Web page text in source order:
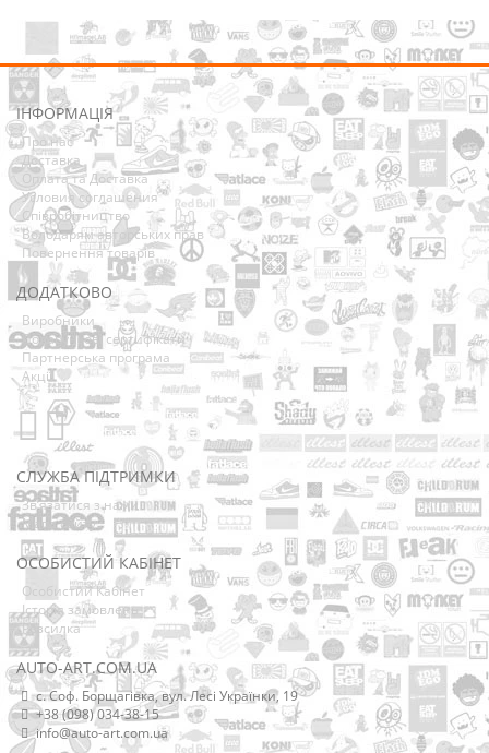
ІНФОРМАЦІЯ
Про нас
Доставка
Оплата та Доставка
Условия соглашения
Співробітництво
Володарям авторських прав
Повернення товарів
ДОДАТКОВО
Виробники
Подарункові сертифікати
Партнерська програма
Акції
СЛУЖБА ПІДТРИМКИ
Зв’язатися з нами
Мапа сайту
ОСОБИСТИЙ КАБІНЕТ
Особистий Кабінет
Історія замовлень
Розсилка
AUTO-ART.COM.UA
с. Соф. Борщагівка, вул. Лесі Українки, 19
+38 (098) 034-38-15
info@auto-art.com.ua